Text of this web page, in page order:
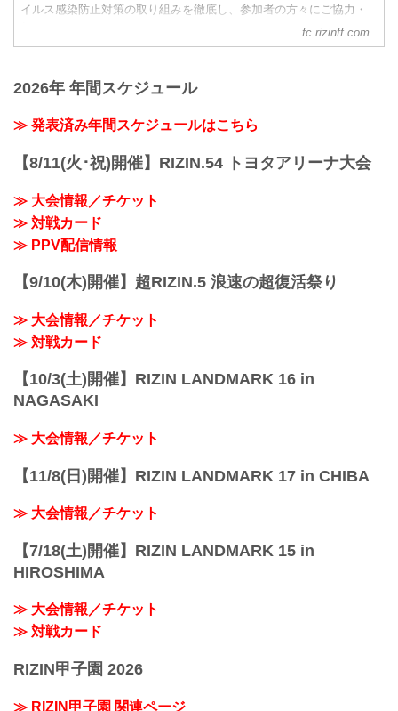
イルス感染防止対策の取り組みを徹底し、参加者の方々にご協力・
fc.rizinff.com
2026年 年間スケジュール
≫ 発表済み年間スケジュールはこちら
【8/11(火･祝)開催】RIZIN.54 トヨタアリーナ大会
≫ 大会情報／チケット
≫ 対戦カード
≫ PPV配信情報
【9/10(木)開催】超RIZIN.5 浪速の超復活祭り
≫ 大会情報／チケット
≫ 対戦カード
【10/3(土)開催】RIZIN LANDMARK 16 in
NAGASAKI
≫ 大会情報／チケット
【11/8(日)開催】RIZIN LANDMARK 17 in CHIBA
≫ 大会情報／チケット
【7/18(土)開催】RIZIN LANDMARK 15 in
HIROSHIMA
≫ 大会情報／チケット
≫ 対戦カード
RIZIN甲子園 2026
≫ RIZIN甲子園 関連ページ